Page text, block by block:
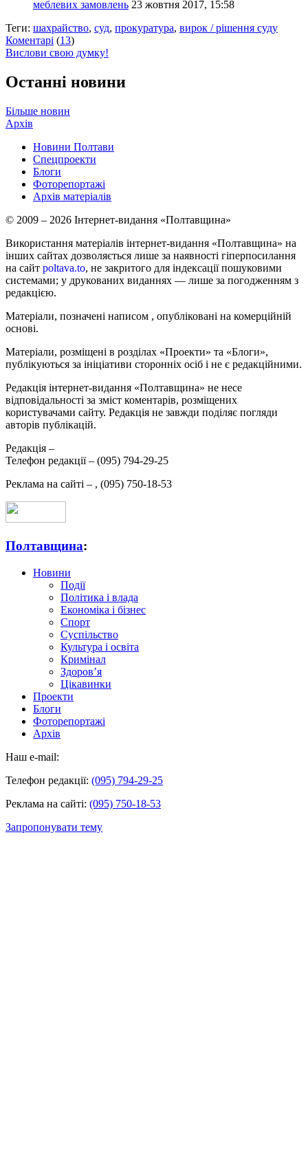
меблевих замовлень 23 жовтня 2017, 15:58
Теги: шахрайство, суд, прокуратура, вирок / рішення суду
Коментарі (13)
Вислови свою думку!
Останні новини
Більше новин
Архів
Новини Полтави
Спецпроекти
Блоги
Фоторепортажі
Архів матеріалів
© 2009 – 2026 Інтернет-видання «Полтавщина»
Використання матеріалів інтернет-видання «Полтавщина» на
інших сайтах дозволяється лише за наявності гіперпосилання
на сайт poltava.to, не закритого для індексації пошуковими
системами; у друкованих виданнях — лише за погодженням з
редакцією.
Матеріали, позначені написом , опубліковані на комерційній
основі.
Матеріали, розміщені в розділах «Проекти» та «Блоги»,
публікуються за ініціативи сторонніх осіб і не є редакційними.
Редакція інтернет-видання «Полтавщина» не несе
відповідальності за зміст коментарів, розміщених
користувачами сайту. Редакція не завжди поділяє погляди
авторів публікацій.
Редакція –
Телефон редакції – (095) 794-29-25
Реклама на сайті – , (095) 750-18-53
Полтавщина:
Новини
Події
Політика і влада
Економіка і бізнес
Спорт
Суспільство
Культура і освіта
Кримінал
Здоров’я
Цікавинки
Проекти
Блоги
Фоторепортажі
Архів
Наш e-mail:
Телефон редакції: (095) 794-29-25
Реклама на сайті: (095) 750-18-53
Запропонувати тему